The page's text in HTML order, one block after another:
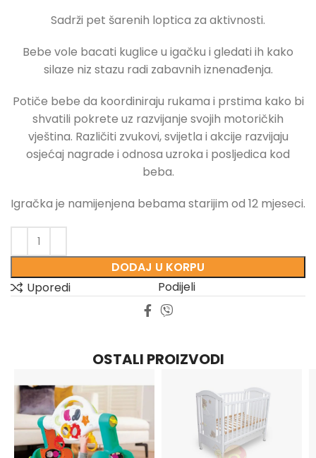
Sadrži pet šarenih loptica za aktivnosti.
Bebe vole bacati kuglice u igačku i gledati ih kako
silaze niz stazu radi zabavnih iznenađenja.
Potiče bebe da koordiniraju rukama i prstima kako bi
shvatili pokrete uz razvijanje svojih motoričkih
vještina. Različiti zvukovi, svijetla i akcije razvijaju
osjećaj nagrade i odnosa uzroka i posljedica kod
beba.
Igračka je namijenjena bebama starijim od 12 mjeseci.
DODAJ U KORPU
Uporedi
Podijeli
OSTALI PROIZVODI